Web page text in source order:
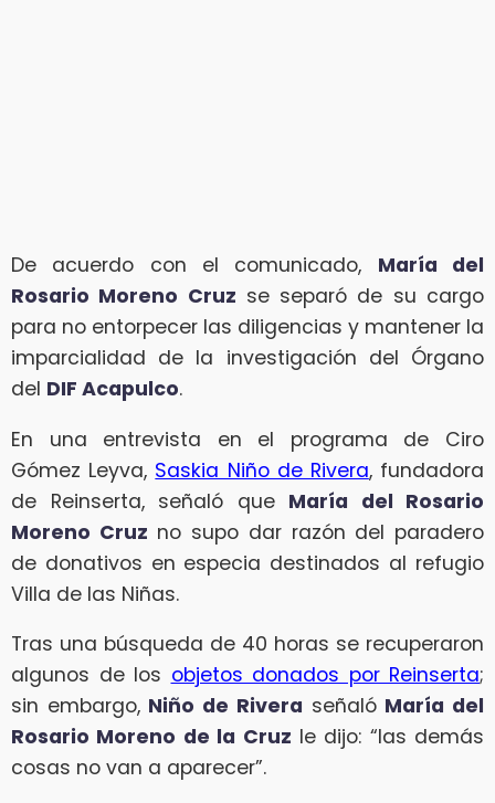
De acuerdo con el comunicado, María del
Rosario Moreno Cruz se separó de su cargo
para no entorpecer las diligencias y mantener la
imparcialidad de la investigación del Órgano
del DIF Acapulco.
En una entrevista en el programa de Ciro
Gómez Leyva, Saskia Niño de Rivera, fundadora
de Reinserta, señaló que María del Rosario
Moreno Cruz no supo dar razón del paradero
de donativos en especia destinados al refugio
Villa de las Niñas.
Tras una búsqueda de 40 horas se recuperaron
algunos de los objetos donados por Reinserta;
sin embargo, Niño de Rivera señaló María del
Rosario Moreno de la Cruz le dijo: “las demás
cosas no van a aparecer”.